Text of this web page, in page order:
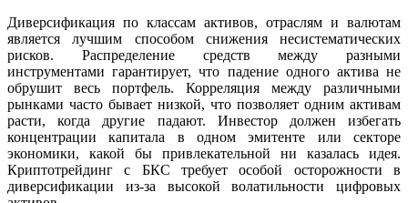
Диверсификация по классам активов, отраслям и валютам
является лучшим способом снижения несистематических
рисков. Распределение средств между разными
инструментами гарантирует, что падение одного актива не
обрушит весь портфель. Корреляция между различными
рынками часто бывает низкой, что позволяет одним активам
расти, когда другие падают. Инвестор должен избегать
концентрации капитала в одном эмитенте или секторе
экономики, какой бы привлекательной ни казалась идея.
Криптотрейдинг с БКС требует особой осторожности в
диверсификации из-за высокой волатильности цифровых